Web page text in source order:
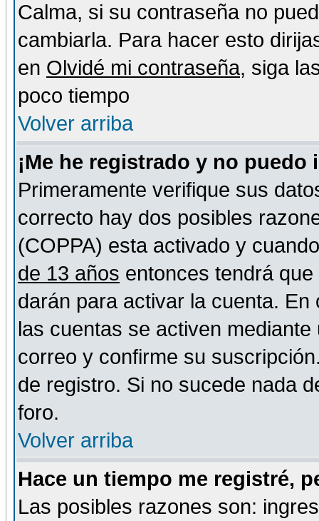
Calma, si su contraseña no
cambiarla. Para hacer esto
en Olvidé mi contraseña, siga
poco tiempo
Volver arriba
¡Me he registrado y no puedo
Primeramente verifique sus
correcto hay dos posibles
(COPPA) esta activado y
de 13 años entonces tendrá
darán para activar la cuenta.
las cuentas se activen
correo y confirme su
de registro. Si no sucede nada
foro.
Volver arriba
Hace un tiempo me registré,
Las posibles razones son: